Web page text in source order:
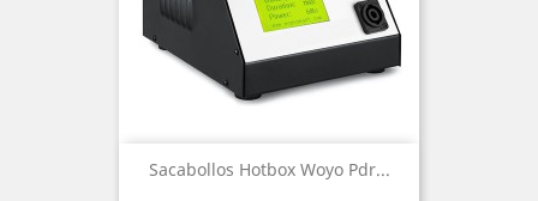
Sacabollos Hotbox Woyo Pdr...